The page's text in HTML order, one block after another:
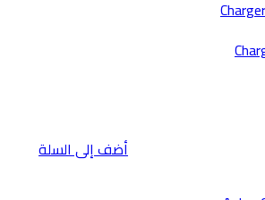
أضف إلى السلة